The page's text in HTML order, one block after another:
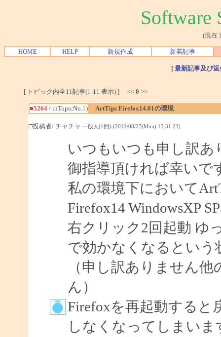
Software
(現在
HOME HELP 新規作成 新着記事
[ 最新記事及び
[ トピック内全11記事(1-11 表示) ] << 0 >>
■5264/ inTopicNo.1) ArtTips Firefox14.01の環境
□投稿者/ チャチャ 一般人(1回)-(2012/08/27(Mon) 13:31:23)
いつもいつも申し訳あ
御指導頂ければ幸いで
私の環境下において
Firefox14 WindowsXP
右クリック2回起動 ゆ
で効かなくなるという
（申し訳ありません
ん）
Firefoxを再起動すると
しなくなってしまいま